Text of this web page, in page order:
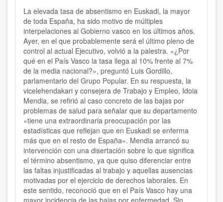
La elevada tasa de absentismo en Euskadi, la mayor
de toda España, ha sido motivo de múltiples
interpelaciones al Gobierno vasco en los últimos años.
Ayer, en el que probablemente será el último pleno de
control al actual Ejecutivo, volvió a la palestra. «¿Por
qué en el País Vasco la tasa llega al 10% frente al 7%
de la media nacional?», preguntó Luis Gordillo,
parlamentario del Grupo Popular. En su respuesta, la
vicelehendakari y consejera de Trabajo y Empleo, Idoia
Mendia, se refirió al caso concreto de las bajas por
problemas de salud para señalar que su departamento
«tiene una extraordinaria preocupación por las
estadísticas que reflejan que en Euskadi se enferma
más que en el resto de España». Mendia arrancó su
intervención con una disertación sobre lo que significa
el término absentismo, ya que quiso diferenciar entre
las faltas injustificadas al trabajo y aquellas ausencias
motivadas por el ejercicio de derechos laborales. En
este sentido, reconoció que en el País Vasco hay una